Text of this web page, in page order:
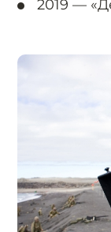
2019 —